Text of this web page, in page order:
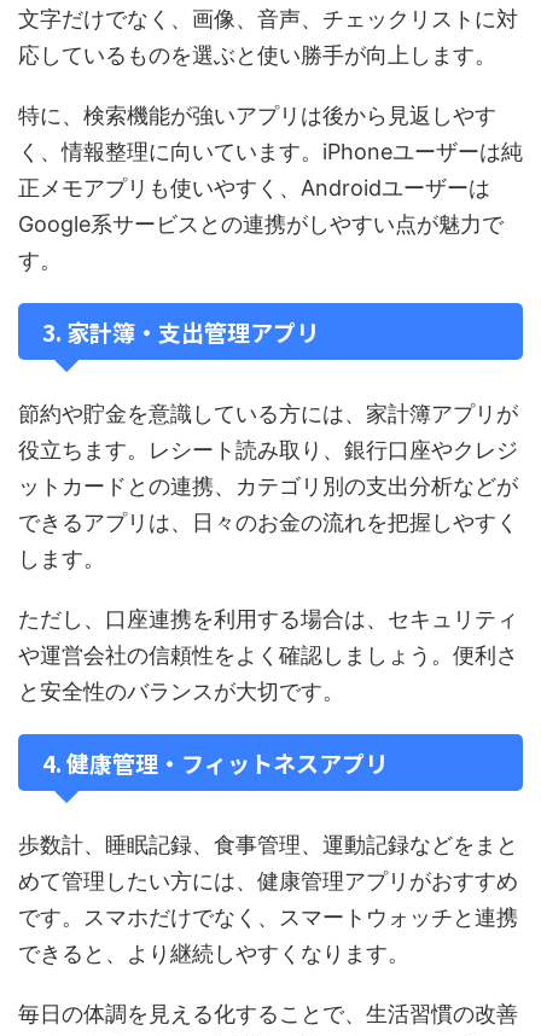
文字だけでなく、画像、音声、チェックリストに対
応しているものを選ぶと使い勝手が向上します。
特に、検索機能が強いアプリは後から見返しやす
く、情報整理に向いています。iPhoneユーザーは純
正メモアプリも使いやすく、Androidユーザーは
Google系サービスとの連携がしやすい点が魅力で
す。
3. 家計簿・支出管理アプリ
節約や貯金を意識している方には、家計簿アプリが
役立ちます。レシート読み取り、銀行口座やクレジ
ットカードとの連携、カテゴリ別の支出分析などが
できるアプリは、日々のお金の流れを把握しやすく
します。
ただし、口座連携を利用する場合は、セキュリティ
や運営会社の信頼性をよく確認しましょう。便利さ
と安全性のバランスが大切です。
4. 健康管理・フィットネスアプリ
歩数計、睡眠記録、食事管理、運動記録などをまと
めて管理したい方には、健康管理アプリがおすすめ
です。スマホだけでなく、スマートウォッチと連携
できると、より継続しやすくなります。
毎日の体調を見える化することで、生活習慣の改善